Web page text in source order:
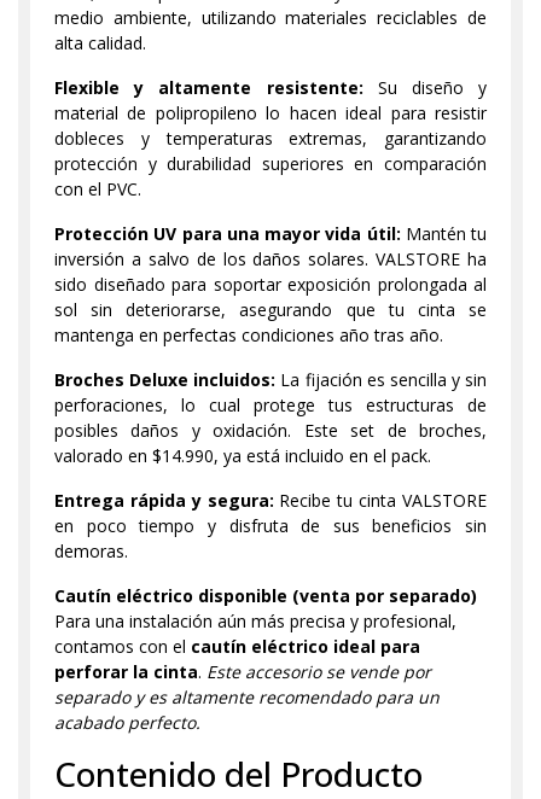
medio ambiente, utilizando materiales reciclables de
alta calidad.
Flexible y altamente resistente: Su diseño y
material de polipropileno lo hacen ideal para resistir
dobleces y temperaturas extremas, garantizando
protección y durabilidad superiores en comparación
con el PVC.
Protección UV para una mayor vida útil: Mantén tu
inversión a salvo de los daños solares. VALSTORE ha
sido diseñado para soportar exposición prolongada al
sol sin deteriorarse, asegurando que tu cinta se
mantenga en perfectas condiciones año tras año.
Broches Deluxe incluidos: La fijación es sencilla y sin
perforaciones, lo cual protege tus estructuras de
posibles daños y oxidación. Este set de broches,
valorado en $14.990, ya está incluido en el pack.
Entrega rápida y segura: Recibe tu cinta VALSTORE
en poco tiempo y disfruta de sus beneficios sin
demoras.
Cautín eléctrico disponible (venta por separado)
Para una instalación aún más precisa y profesional,
contamos con el cautín eléctrico ideal para
perforar la cinta. Este accesorio se vende por
separado y es altamente recomendado para un
acabado perfecto.
Contenido del Producto